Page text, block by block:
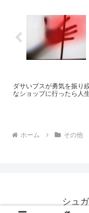
ダサいブスが勇気を振り
なショップに行ったら人
ホーム その他
シュ